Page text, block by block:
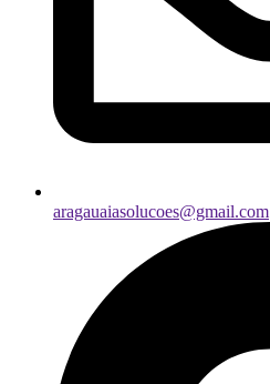
aragauaiasolucoes@gmail.com